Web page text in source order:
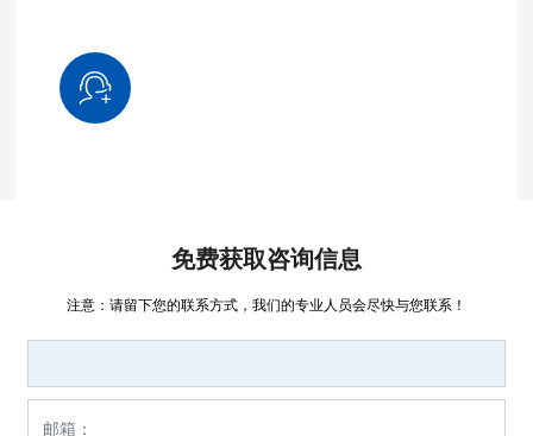
免费获取咨询信息
注意：请留下您的联系方式，我们的专业人员会尽快与您联系！